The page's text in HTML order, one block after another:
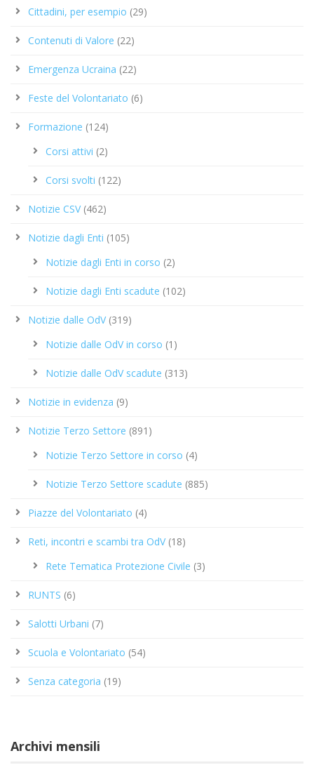
Cittadini, per esempio (29)
Contenuti di Valore (22)
Emergenza Ucraina (22)
Feste del Volontariato (6)
Formazione (124)
Corsi attivi (2)
Corsi svolti (122)
Notizie CSV(462)
Notizie dagli Enti (105)
Notizie dagli Enti in corso (2)
Notizie dagli Enti scadute (102)
Notizie dalle OdV(319)
Notizie dalle OdV in corso (1)
Notizie dalle OdV scadute (313)
Notizie in evidenza (9)
Notizie Terzo Settore (891)
Notizie Terzo Settore in corso (4)
Notizie Terzo Settore scadute (885)
Piazze del Volontariato (4)
Reti, incontri e scambi tra OdV(18)
Rete Tematica Protezione Civile (3)
RUNTS (6)
Salotti Urbani (7)
Scuola e Volontariato (54)
Senza categoria (19)
Archivi mensili